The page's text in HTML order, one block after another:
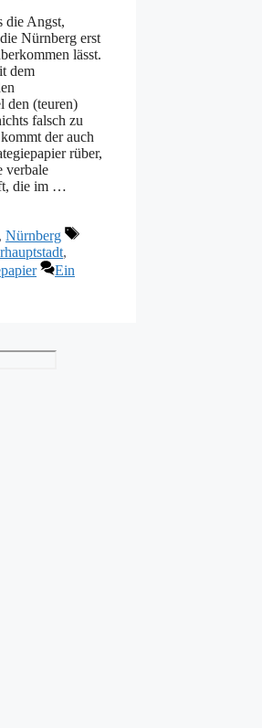
die Angst,
Nürnberg erst
lässt.
dem
den (teuren)
falsch zu
der auch
rüber,
verbale
die im …
, Nürnberg
Schlagwörter
,
Ein